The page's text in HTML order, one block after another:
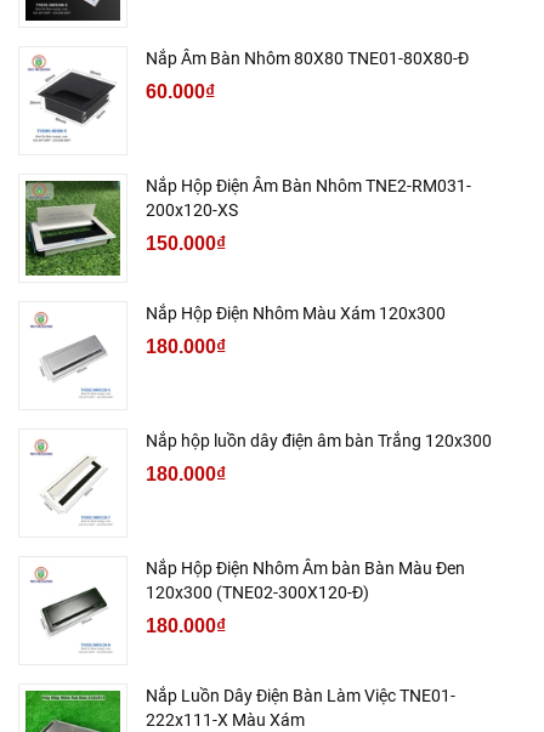
Nắp Âm Bàn Nhôm 80X80 TNE01-80X80-Đ
60.000₫
Nắp Hộp Điện Âm Bàn Nhôm TNE2-RM031-
200x120-XS
150.000₫
Nắp Hộp Điện Nhôm Màu Xám 120x300
180.000₫
Nắp hộp luồn dây điện âm bàn Trắng 120x300
180.000₫
Nắp Hộp Điện Nhôm Âm bàn Bàn Màu Đen
120x300 (TNE02-300X120-Đ)
180.000₫
Nắp Luồn Dây Điện Bàn Làm Việc TNE01-
222x111-X Màu Xám